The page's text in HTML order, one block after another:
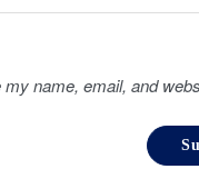
my name, email, and